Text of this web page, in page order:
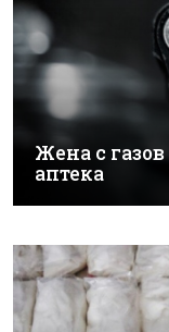
Жена с
аптека